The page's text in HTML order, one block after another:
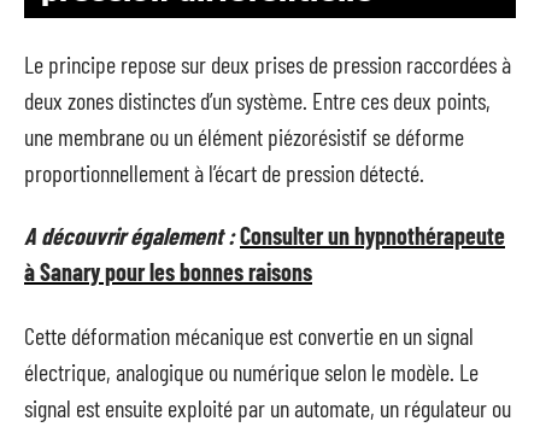
Le principe repose sur deux prises de pression raccordées à
deux zones distinctes d’un système. Entre ces deux points,
une membrane ou un élément piézorésistif se déforme
proportionnellement à l’écart de pression détecté.
A découvrir également :Consulter un hypnothérapeute
à Sanary pour les bonnes raisons
Cette déformation mécanique est convertie en un signal
électrique, analogique ou numérique selon le modèle. Le
signal est ensuite exploité par un automate, un régulateur ou